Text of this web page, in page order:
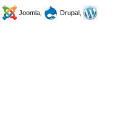
Joomla,
Drupal,